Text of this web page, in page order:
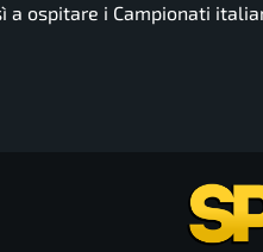
a ospitare i Campionati